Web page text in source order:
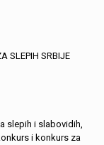
SLEPIH SRBIJE
slepih i slabovidih,
i konkurs za